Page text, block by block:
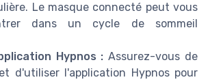
Le masque connecté peut vous
dans un cycle de sommeil
Hypnos :Assurez-vous de
d'utiliser l'application Hypnos pour